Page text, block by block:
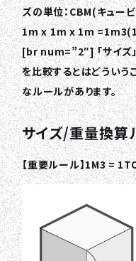
ズの単位：CBM(キュー
1m x 1m x 1m
[br num=”2″] 「サイズ
を比較するとはどういう
なルールがあります。
サイズ/重量換算
【重要ルール】1M3 =